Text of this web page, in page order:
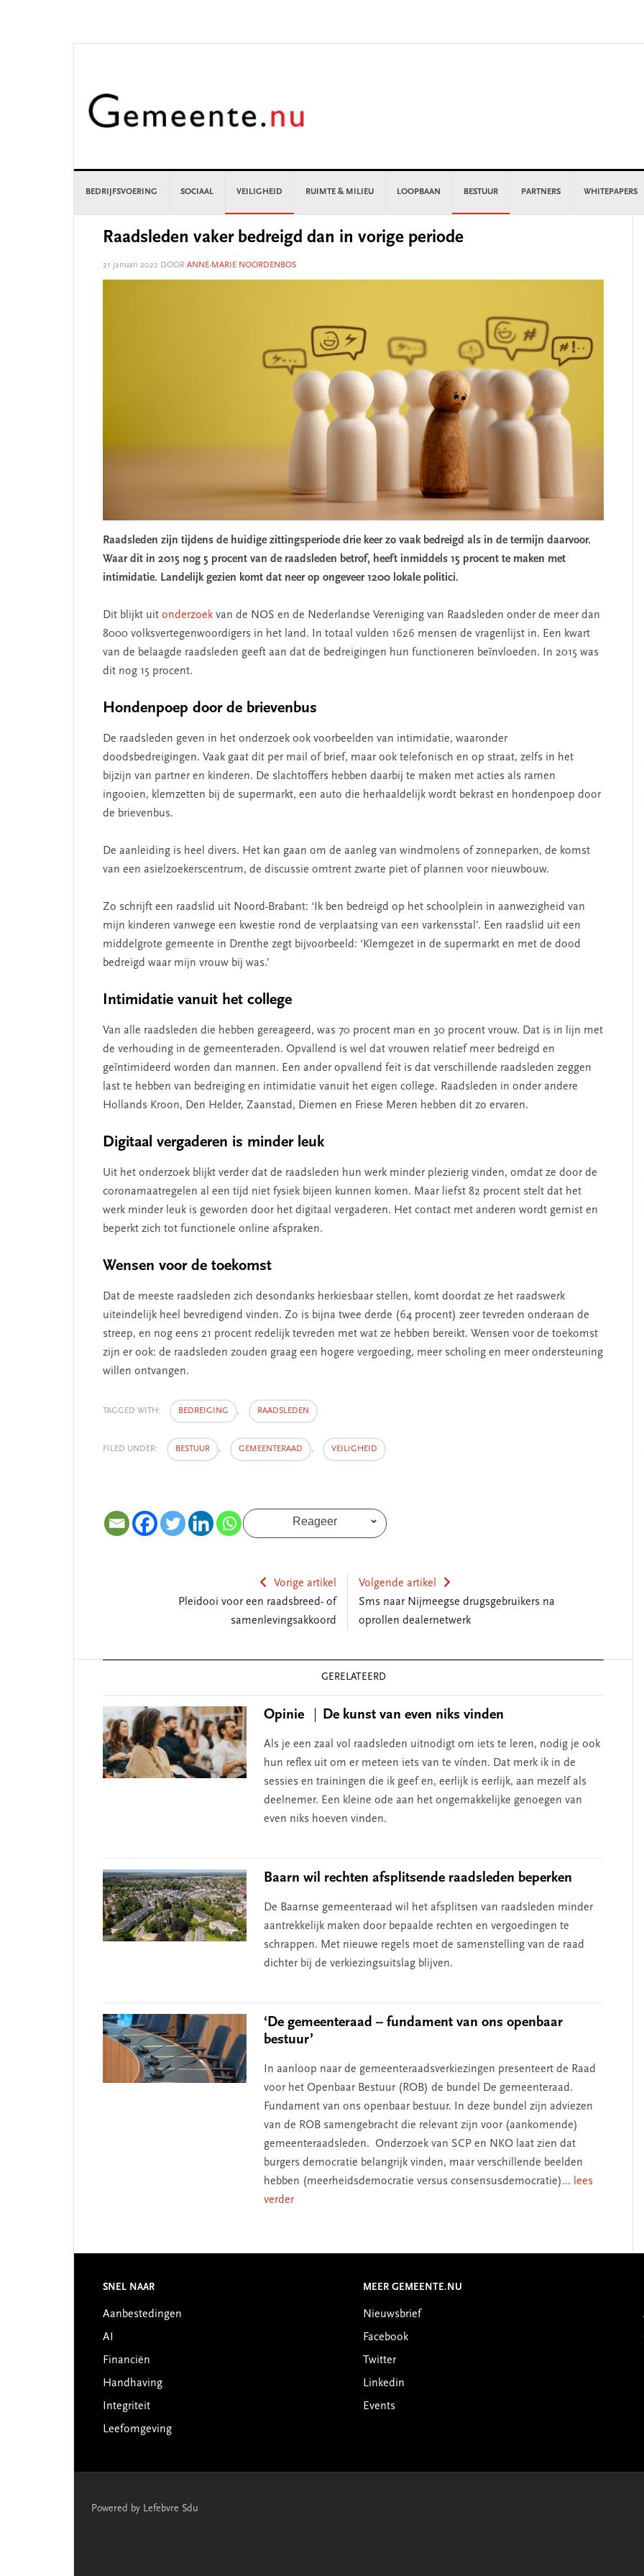
BEDRIJFSVOERING SOCIAAL VEILIGHEID RUIMTE & MILIEU LOOPBAAN BESTUUR PARTNERS WHITEPAPERS
Raadsleden vaker bedreigd dan in vorige periode
21 januari 2022 DOOR ANNE-MARIE NOORDENBOS
Raadsleden zijn tijdens de huidige zittingsperiode drie keer zo vaak bedreigd als in de termijn daarvoor.
Waar dit in 2015 nog 5 procent van de raadsleden betrof, heeft inmiddels 15 procent te maken met
intimidatie. Landelijk gezien komt dat neer op ongeveer 1200 lokale politici.
Dit blijkt uit onderzoek van de NOS en de Nederlandse Vereniging van Raadsleden onder de meer dan
8000 volksvertegenwoordigers in het land. In totaal vulden 1626 mensen de vragenlijst in. Een kwart
van de belaagde raadsleden geeft aan dat de bedreigingen hun functioneren beïnvloeden. In 2015 was
dit nog 15 procent.
Hondenpoep door de brievenbus
De raadsleden geven in het onderzoek ook voorbeelden van intimidatie, waaronder
doodsbedreigingen. Vaak gaat dit per mail of brief, maar ook telefonisch en op straat, zelfs in het
bijzijn van partner en kinderen. De slachtoffers hebben daarbij te maken met acties als ramen
ingooien, klemzetten bij de supermarkt, een auto die herhaaldelijk wordt bekrast en hondenpoep door
de brievenbus.
De aanleiding is heel divers. Het kan gaan om de aanleg van windmolens of zonneparken, de komst
van een asielzoekerscentrum, de discussie omtrent zwarte piet of plannen voor nieuwbouw.
Zo schrijft een raadslid uit Noord-Brabant: ‘Ik ben bedreigd op het schoolplein in aanwezigheid van
mijn kinderen vanwege een kwestie rond de verplaatsing van een varkensstal’. Een raadslid uit een
middelgrote gemeente in Drenthe zegt bijvoorbeeld: ‘Klemgezet in de supermarkt en met de dood
bedreigd waar mijn vrouw bij was.’
Intimidatie vanuit het college
Van alle raadsleden die hebben gereageerd, was 70 procent man en 30 procent vrouw. Dat is in lijn met
de verhouding in de gemeenteraden. Opvallend is wel dat vrouwen relatief meer bedreigd en
geïntimideerd worden dan mannen. Een ander opvallend feit is dat verschillende raadsleden zeggen
last te hebben van bedreiging en intimidatie vanuit het eigen college. Raadsleden in onder andere
Hollands Kroon, Den Helder, Zaanstad, Diemen en Friese Meren hebben dit zo ervaren.
Digitaal vergaderen is minder leuk
Uit het onderzoek blijkt verder dat de raadsleden hun werk minder plezierig vinden, omdat ze door de
coronamaatregelen al een tijd niet fysiek bijeen kunnen komen. Maar liefst 82 procent stelt dat het
werk minder leuk is geworden door het digitaal vergaderen. Het contact met anderen wordt gemist en
beperkt zich tot functionele online afspraken.
Wensen voor de toekomst
Dat de meeste raadsleden zich desondanks herkiesbaar stellen, komt doordat ze het raadswerk
uiteindelijk heel bevredigend vinden. Zo is bijna twee derde (64 procent) zeer tevreden onderaan de
streep, en nog eens 21 procent redelijk tevreden met wat ze hebben bereikt. Wensen voor de toekomst
zijn er ook: de raadsleden zouden graag een hogere vergoeding, meer scholing en meer ondersteuning
willen ontvangen.
TAGGED WITH: BEDREIGING , RAADSLEDEN
FILED UNDER: BESTUUR , GEMEENTERAAD , VEILIGHEID
Reageer
Vorige artikel
Pleidooi voor een raadsbreed- of
samenlevingsakkoord
Volgende artikel
Sms naar Nijmeegse drugsgebruikers na
oprollen dealernetwerk
GERELATEERD
Opinie De kunst van even niks vinden
Als je een zaal vol raadsleden uitnodigt om iets te leren, nodig je ook
hun reflex uit om er meteen iets van te vínden. Dat merk ik in de
sessies en trainingen die ik geef en, eerlijk is eerlijk, aan mezelf als
deelnemer. Een kleine ode aan het ongemakkelijke genoegen van
even niks hoeven vinden.
Baarn wil rechten afsplitsende raadsleden beperken
De Baarnse gemeenteraad wil het afsplitsen van raadsleden minder
aantrekkelijk maken door bepaalde rechten en vergoedingen te
schrappen. Met nieuwe regels moet de samenstelling van de raad
dichter bij de verkiezingsuitslag blijven.
‘De gemeenteraad – fundament van ons openbaar
bestuur’
In aanloop naar de gemeenteraadsverkiezingen presenteert de Raad
voor het Openbaar Bestuur (ROB) de bundel De gemeenteraad.
Fundament van ons openbaar bestuur. In deze bundel zijn adviezen
van de ROB samengebracht die relevant zijn voor (aankomende)
gemeenteraadsleden. Onderzoek van SCP en NKO laat zien dat
burgers democratie belangrijk vinden, maar verschillende beelden
hebben (meerheidsdemocratie versus consensusdemocratie)... lees
verder
missie van Segment
‘Persoonlijk leiderschap
‘Met een integrale aanpak
Footer
SNEL NAAR
Aanbestedingen
AI
Financiën
Handhaving
Integriteit
Leefomgeving
MEER GEMEENTE.NU
Nieuwsbrief
Facebook
Twitter
Linkedin
Events
Powered by Lefebvre Sdu